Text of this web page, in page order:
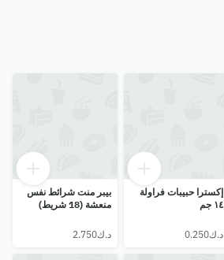
إكسترا حبيبات فراولة
١٤ جم
⁦د.ك0.250⁩
بيبر منت شرائط نفس
منعشة (18 شريط)